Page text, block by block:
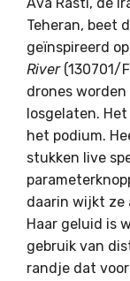
Teheran, beet
geïnspireerd
River(130701/
drones
losgelaten.
het podium.
stukken live
daarin wijkt ze
Haar geluid is
gebruik van
randje dat